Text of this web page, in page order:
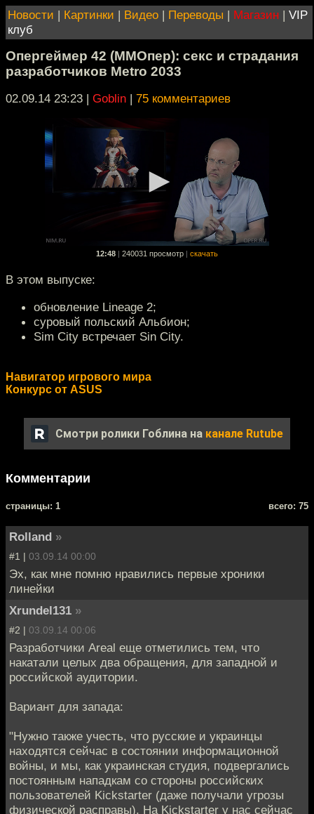
Новости | Картинки | Видео | Переводы | Магазин | VIP
клуб
Опергеймер 42 (ММОпер): секс и страдания
разработчиков Metro 2033
02.09.14 23:23 | Goblin | 75 комментариев
12:48 240031 просмотр скачать
В этом выпуске:
обновление Lineage 2;
суровый польский Альбион;
Sim City встречает Sin City.
Навигатор игрового мира
Конкурс от ASUS
Смотри ролики Гоблина на канале Rutube
Комментарии
cтраницы: 1 всего: 75
Rolland »
#1 | 03.09.14 00:00
Эх, как мне помню нравились первые хроники
линейки
Xrundel131 »
#2 | 03.09.14 00:06
Разработчики Areal еще отметились тем, что
накатали целых два обращения, для западной и
российской аудитории.
Вариант для запада:
"Нужно также учесть, что русские и украинцы
находятся сейчас в состоянии информационной
войны, и мы, как украинская студия, подвергались
постоянным нападкам со стороны российских
пользователей Kickstarter (даже получали угрозы
физической расправы). На Kickstarter у нас сейчас